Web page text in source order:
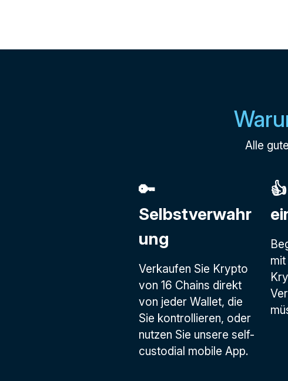
Alle
🔑
Selbstverwahr
ung
Verkaufen Sie Krypto
von 16 Chains direkt
von jeder Wallet, die
Sie kontrollieren, oder
nutzen Sie unsere self-
custodial mobile App.